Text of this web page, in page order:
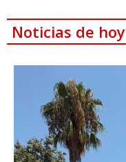
Noticias de hoy